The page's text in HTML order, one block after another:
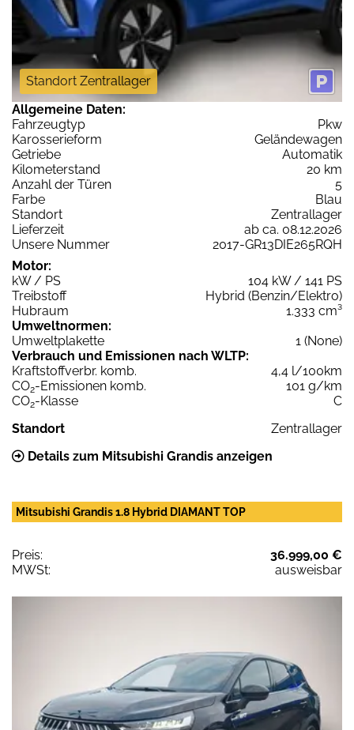
Standort Zentrallager
Allgemeine Daten:
Fahrzeugtyp
Pkw
Karosserieform
Geländewagen
Getriebe
Automatik
Kilometerstand
20 km
Anzahl der Türen
5
Farbe
Blau
Standort
Zentrallager
Lieferzeit
ab ca. 08.12.2026
Unsere Nummer
2017-GR13DIE265RQH
Motor:
kW / PS
104 kW / 141 PS
Treibstoff
Hybrid (Benzin/Elektro)
Hubraum
1.333 cm³
Umweltnormen:
Umweltplakette
1 (None)
Verbrauch und Emissionen nach WLTP:
Kraftstoffverbr. komb.
4,4 l/100km
CO2-Emissionen komb.
101 g/km
CO2-Klasse
C
Standort
Zentrallager
Details zum Mitsubishi Grandis anzeigen
Mitsubishi Grandis 1.8 Hybrid DIAMANT TOP
Preis:
36.999,00 €
MWSt:
ausweisbar